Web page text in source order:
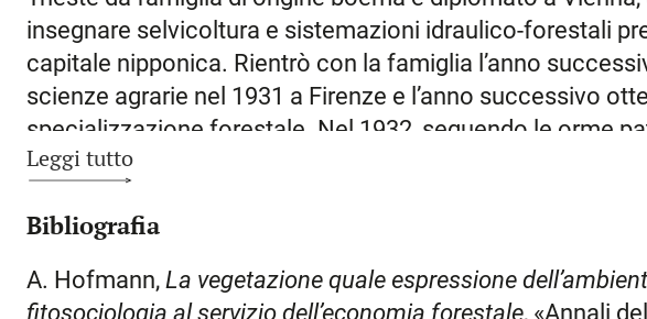
insegnare selvicoltura e sistemazioni idraulico-forestali
capitale nipponica. Rientrò con la famiglia l’anno
scienze agrarie nel 1931 a Firenze e l’anno successivo
specializzazione forestale. Nel 1932, seguendo le orme
nell’amministrazione forestale statale e fu destinato a
scoppio della guerra fu fatto prigioniero ed inviato in
prigionia nel 1946 e fu destinato a Tarvisioquale
Leggi tutto
Bibliografia
A. Hofmann, La vegetazione quale espressione
fitosociologia al servizio dell’economia forestale, «Annali